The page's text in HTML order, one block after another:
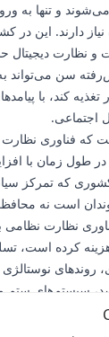
می‌شوند و تنها به
دارند. این
دیجیتال
سن می‌تواند
تغذیه کند، با
اجتماعی.
که فناوری
در طول زمان با
که تمرکز
است نه
نظارت نظامی
کرده است،
روندهای نوستالژی
سیستم‌های ستم
رسانه‌های
تغییر عمیقی در